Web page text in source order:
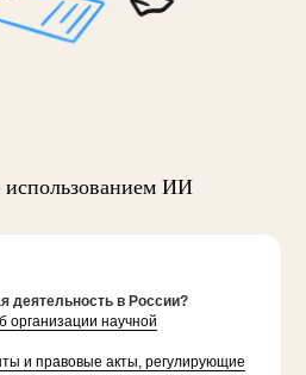
использованием ИИ
деятельность в России?
научной
и правовые акты, регулирующие